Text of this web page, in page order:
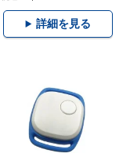
詳細を見る